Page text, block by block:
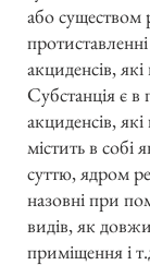
або существом
акциденсів,
Субстанція є в
акциденсів,
містить в собі
суттю, ядром
назовні при
видів, як
приміщення і